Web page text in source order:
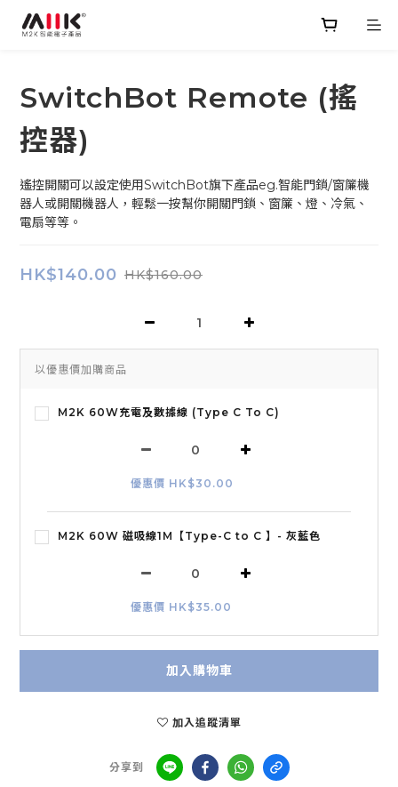
SwitchBot Remote (搖
控器)
遙控開關可以設定使用SwitchBot旗下產品eg.智能門鎖/窗簾機
器人或開關機器人，輕鬆一按幫你開關門鎖、窗簾、燈、冷氣、
電扇等等。
HK$140.00 HK$160.00
以優惠價加購商品
M2K 60W充電及數據線 (Type C To C)
優惠價 HK$30.00
M2K 60W 磁吸線1M【Type-C to C 】- 灰藍色
優惠價 HK$35.00
加入購物車
加入追蹤清單
分享到